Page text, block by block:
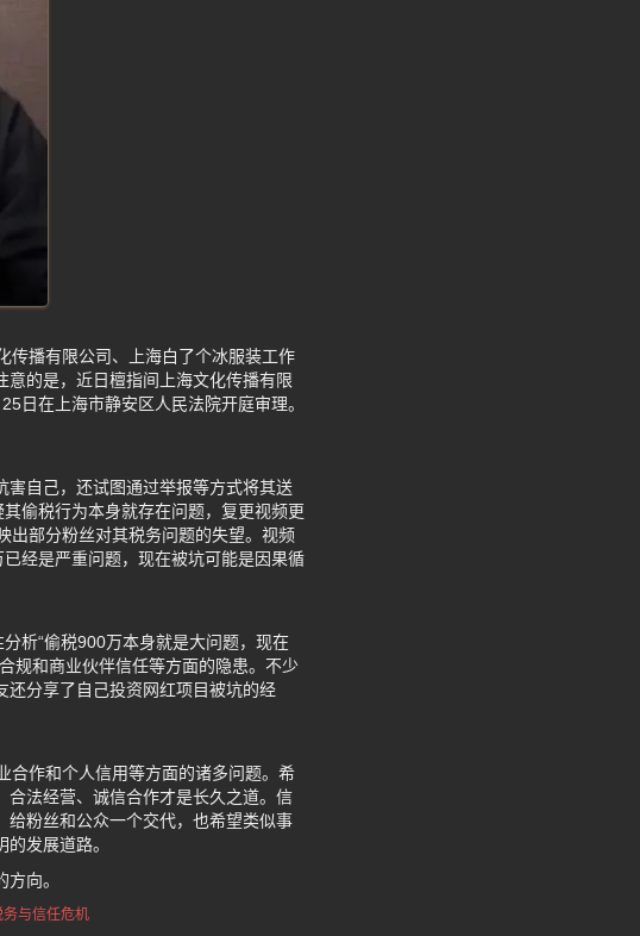
传播有限公司、上海白了个冰服装工作
的是，近日檀指间上海文化传播有限
日在上海市静安区人民法院开庭审理。
害自己，还试图通过举报等方式将其送
偷税行为本身就存在问题，复更视频更
出部分粉丝对其税务问题的失望。视频
经是严重问题，现在被坑可能是因果循
析“偷税900万本身就是大问题，现在
规和商业伙伴信任等方面的隐患。不少
还分享了自己投资网红项目被坑的经
合作和个人信用等方面的诸多问题。希
法经营、诚信合作才是长久之道。信
粉丝和公众一个交代，也希望类似事
发展道路。
向。
务与信任危机